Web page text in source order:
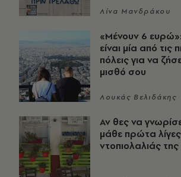
Λίνα Μανδράκου
«Μένουν 6 ευρώ»:
είναι μία από τις
πόλεις για να
μισθό σου
Λουκάς Βελιδάκης
Αν θες να
μάθε πρώτα λίγες
ντοπιολαλιάς της